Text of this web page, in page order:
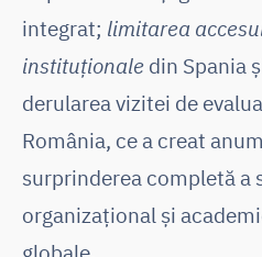
integrat; limitarea
instituționale din Spania
derularea vizitei de
România, ce a creat
surprinderea completă a
organizațional și